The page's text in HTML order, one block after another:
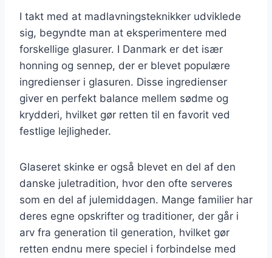
I takt med at madlavningsteknikker udviklede
sig, begyndte man at eksperimentere med
forskellige glasurer. I Danmark er det især
honning og sennep, der er blevet populære
ingredienser i glasuren. Disse ingredienser
giver en perfekt balance mellem sødme og
krydderi, hvilket gør retten til en favorit ved
festlige lejligheder.
Glaseret skinke er også blevet en del af den
danske juletradition, hvor den ofte serveres
som en del af julemiddagen. Mange familier har
deres egne opskrifter og traditioner, der går i
arv fra generation til generation, hvilket gør
retten endnu mere speciel i forbindelse med